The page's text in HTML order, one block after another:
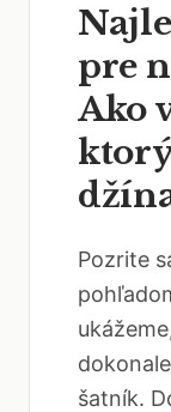
pre
Ako
Pozrite
šatník.